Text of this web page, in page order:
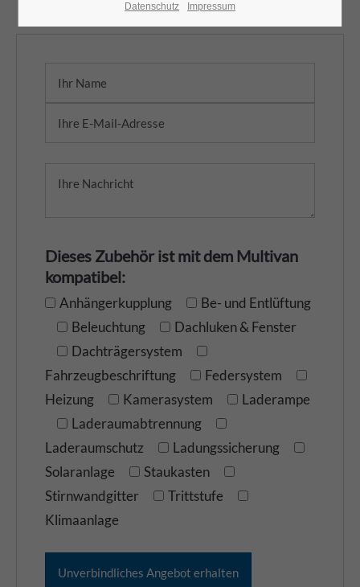
Dieses Zubehör ist mit dem Multivan
kompatibel:
Anhängerkupplung
Be- und Entlüftung
Beleuchtung
Dachluken & Fenster
Dachträgersystem
Fahrzeugbeschriftung
Federsystem
Heizung
Kamerasystem
Laderampe
Laderaumabtrennung
Laderaumschutz
Ladungssicherung
Solaranlage
Staukasten
Stirnwandgitter
Trittstufe
Klimaanlage
Datenschutz Impressum